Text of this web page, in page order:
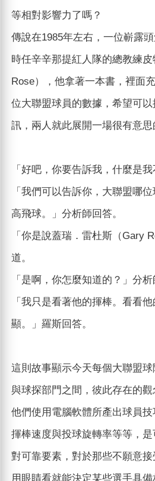
等相對影響力了嗎？
傳說在1985年左右，一位嶄露
時任辛辛那提紅人隊的總教練
Rose），他拿著一本書，裡面
位大聯盟球員的數據，希望可
訊，兩人就此展開一場很有意思
「好吧，你要告訴我，什麼是
「我們可以告訴你，大聯盟哪
高飛球。」分析師回答。
「你是說蓋瑞．雷杜斯（Gary
道。
「是啊，你怎麼知道的？」分
「我只是看著他的揮棒。看看
顯。」羅斯回答。
這則故事顯示今天每個大聯盟
與球探部門之間，彼此存在的
他們使用電腦軟體所產出球員技
揮棒速度與投球旋轉率等等，
對可靠要素，對於那些不願意
用眼睛看就能決定某些選手具備